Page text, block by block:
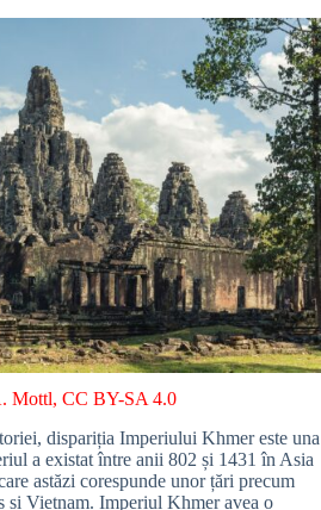
Mottl, CC BY-SA 4.0
dispariția Imperiului Khmer este una
a existat între anii 802 și 1431 în Asia
astăzi corespunde unor țări precum
și Vietnam. Imperiul Khmer avea o